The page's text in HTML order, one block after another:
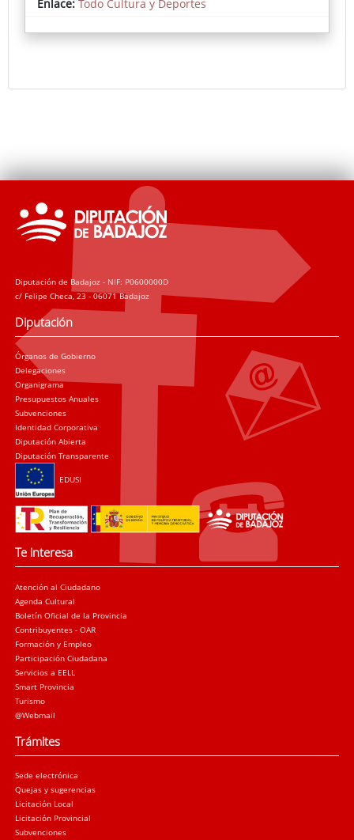
Enlace: Todo Cultura y Deportes
Diputación de Badajoz - NIF: P0600000D
c/ Felipe Checa, 23 - 06071 Badajoz
Diputación
Órganos de Gobierno
Delegaciones
Organigrama
Presupuestos Anuales
Subvenciones
Identidad Corporativa
Diputación Abierta
Diputación Transparente
EDUSI
Te interesa
Atención al Ciudadano
Agenda Cultural
Boletín Oficial de la Provincia
Contribuyentes - OAR
Formación y Empleo
Participación Ciudadana
Servicios a EELL
Smart Provincia
Turismo
@Webmail
Trámites
Sede electrónica
Quejas y sugerencias
Licitación Local
Licitación Provincial
Subvenciones